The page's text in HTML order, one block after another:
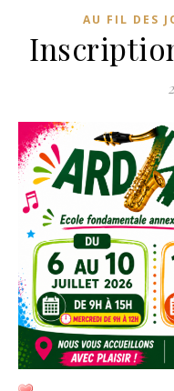
AU FIL DES